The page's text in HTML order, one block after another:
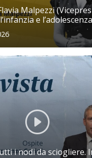
Malpezzi
e
i nodi da sciogliere.